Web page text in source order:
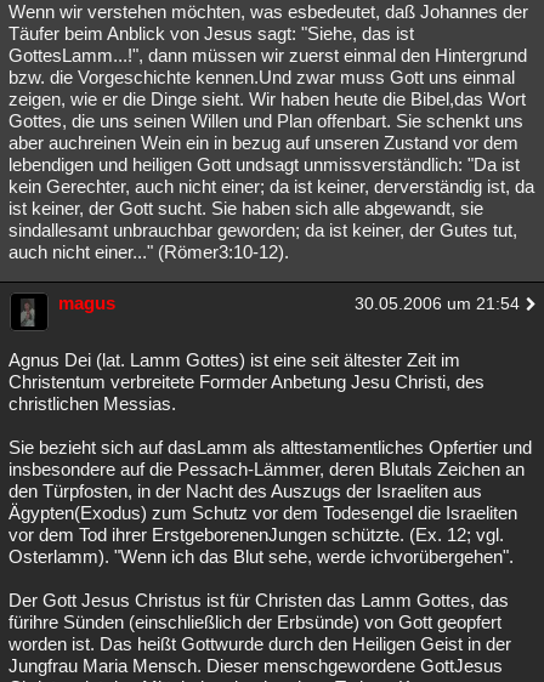
Wenn wir verstehen möchten, was esbedeutet, daß Johannes der
Täufer beim Anblick von Jesus sagt: "Siehe, das ist
GottesLamm...!", dann müssen wir zuerst einmal den Hintergrund
bzw. die Vorgeschichte kennen.Und zwar muss Gott uns einmal
zeigen, wie er die Dinge sieht. Wir haben heute die Bibel,das Wort
Gottes, die uns seinen Willen und Plan offenbart. Sie schenkt uns
aber auchreinen Wein ein in bezug auf unseren Zustand vor dem
lebendigen und heiligen Gott undsagt unmissverständlich: "Da ist
kein Gerechter, auch nicht einer; da ist keiner, derverständig ist, da
ist keiner, der Gott sucht. Sie haben sich alle abgewandt, sie
sindallesamt unbrauchbar geworden; da ist keiner, der Gutes tut,
auch nicht einer..." (Römer3:10-12).
magus 30.05.2006 um 21:54
Agnus Dei (lat. Lamm Gottes) ist eine seit ältester Zeit im
Christentum verbreitete Formder Anbetung Jesu Christi, des
christlichen Messias.
Sie bezieht sich auf dasLamm als alttestamentliches Opfertier und
insbesondere auf die Pessach-Lämmer, deren Blutals Zeichen an
den Türpfosten, in der Nacht des Auszugs der Israeliten aus
Ägypten(Exodus) zum Schutz vor dem Todesengel die Israeliten
vor dem Tod ihrer ErstgeborenenJungen schützte. (Ex. 12; vgl.
Osterlamm). "Wenn ich das Blut sehe, werde ichvorübergehen".
Der Gott Jesus Christus ist für Christen das Lamm Gottes, das
fürihre Sünden (einschließlich der Erbsünde) von Gott geopfert
worden ist. Das heißt Gottwurde durch den Heiligen Geist in der
Jungfrau Maria Mensch. Dieser menschgewordene GottJesus